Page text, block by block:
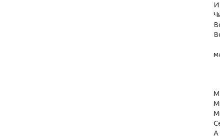
И
А